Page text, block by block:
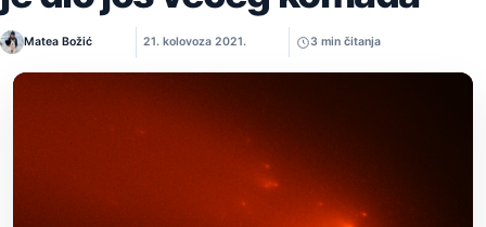
Matea Božić 21. kolovoza 2021. 3 min čitanja